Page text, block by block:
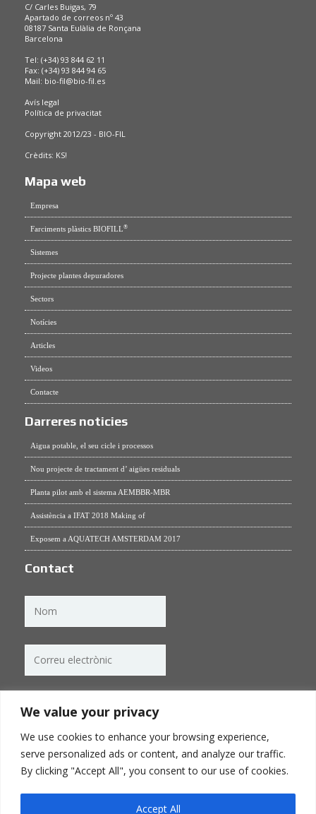
We value your privacy
We use cookies to enhance your browsing experience,
serve personalized ads or content, and analyze our traffic.
By clicking "Accept All", you consent to our use of cookies.
Accept All
C/ Carles Buigas, 79
Apartado de correos nº 43
08187 Santa Eulàlia de Ronçana
Barcelona
Tel: (+34) 93 844 62 11
Fax: (+34) 93 844 94 65
Mail: bio-fil@bio-fil.es
Avís legal
Política de privacitat
Copyright 2012/23 - BIO-FIL
Crèdits: KS!
Mapa web
Empresa
Farciments plàstics BIOFILL®
Sistemes
Projecte plantes depuradores
Sectors
Notícies
Articles
Videos
Contacte
Darreres noticies
Aigua potable, el seu cicle i processos
Nou projecte de tractament d’ aigües residuals
Planta pilot amb el sistema AEMBBR-MBR
Assistència a IFAT 2018 Making of
Exposem a AQUATECH AMSTERDAM 2017
Contact